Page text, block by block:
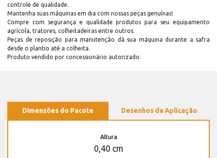
controle de qualidade.
Mantenha suas máquinas em dia com nossas peças genuínas!
Compre com segurança e qualidade produtos para seu equipamento
agrícola, tratores, colheitadeiras entre outros.
Peças de reposição para manutenção dá sua máquina durante a safra
desde o plantio até a colheita.
Produto vendido por concessionário autorizado.
Dimensões do Pacote Desenhos da Aplicação
Altura
0,40 cm